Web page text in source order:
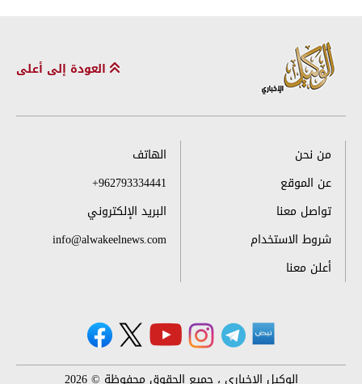
العودة إلى أعلى
من نحن
عن الموقع
تواصل معنا
شروط الاستخدام
أعلن معنا
الهاتف
+962793334441
البريد الإلكتروني
info@alwakeelnews.com
الوكيل الإخباري ، جميع الحقوق محفوظة © 2026